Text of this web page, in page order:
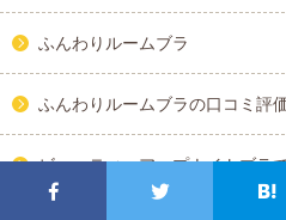
ふんわりルームブラ
ふんわりルームブラの口コミ評
ビューティーアップナイトブラ
な口コミまとめ